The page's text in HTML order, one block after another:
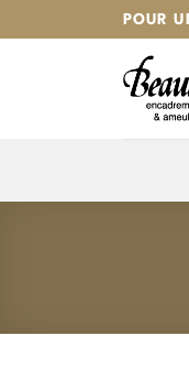
POUR